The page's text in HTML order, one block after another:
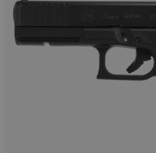
NOS PRINCIPALES MARQUES